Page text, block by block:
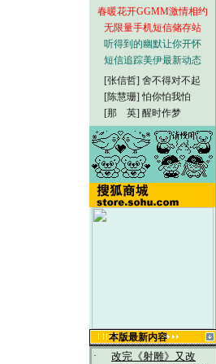
春暖花开GGMM激情相约
无限量手机短信储存站
听得到的幽默让你开怀
短信追踪美伊最新动态
[张信哲] 舍不得对不起
[陈慧珊] 怕你怕我怕
[那 英] 醒时作梦
本版最新内容
·
改完《射雕》又改